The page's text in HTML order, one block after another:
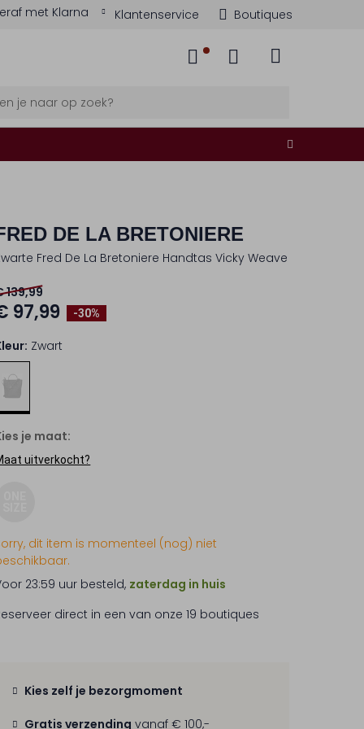
met Klarna Klantenservice Boutiques
DE LA BRETONIERE
Fred De La Bretoniere Handtas Vicky Weave
-30%
139,99
97,99
Zwart
je maat:
uitverkocht?
dit item is momenteel (nog) niet
23:59 uur besteld, zaterdag in huis
direct in een van onze 19 boutiques
Kies zelf je bezorgmoment
Gratis verzending vanaf € 100,-